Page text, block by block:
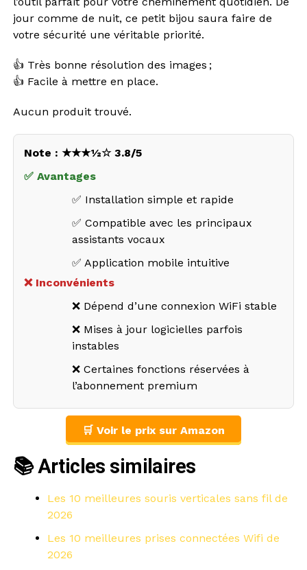
jour comme de nuit, ce petit bijou saura faire de
votre sécurité une véritable priorité.
👍 Très bonne résolution des images ;
👍 Facile à mettre en place.
Aucun produit trouvé.
Note : ★★★½☆ 3.8/5
✅ Avantages
✅ Installation simple et rapide
✅ Compatible avec les principaux
assistants vocaux
✅ Application mobile intuitive
❌ Inconvénients
❌ Dépend d’une connexion WiFi stable
❌ Mises à jour logicielles parfois
instables
❌ Certaines fonctions réservées à
l’abonnement premium
🛒 Voir le prix sur Amazon
📚 Articles similaires
Les 10 meilleures souris verticales sans fil de
2026
Les 10 meilleures prises connectées Wifi de
2026